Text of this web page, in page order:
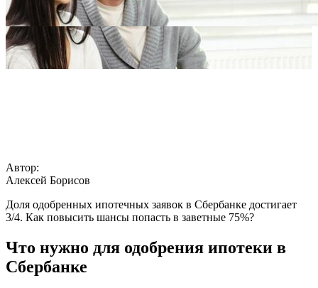
Автор:
Алексей Борисов
Доля одобренных ипотечных заявок в Сбербанке достигает
3/4. Как повысить шансы попасть в заветные 75%?
Что нужно для одобрения ипотеки в
Сбербанке